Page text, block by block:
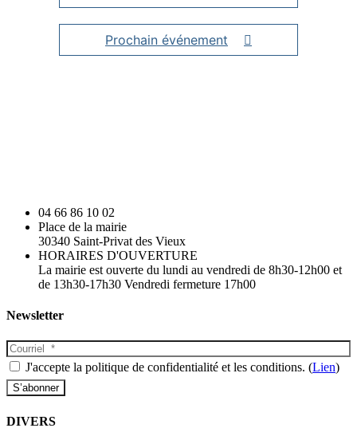
Prochain événement
04 66 86 10 02
Place de la mairie
30340 Saint-Privat des Vieux
HORAIRES D'OUVERTURE
La mairie est ouverte du lundi au vendredi de 8h30-12h00 et
de 13h30-17h30 Vendredi fermeture 17h00
Newsletter
J'accepte la politique de confidentialité et les conditions. (Lien)
DIVERS